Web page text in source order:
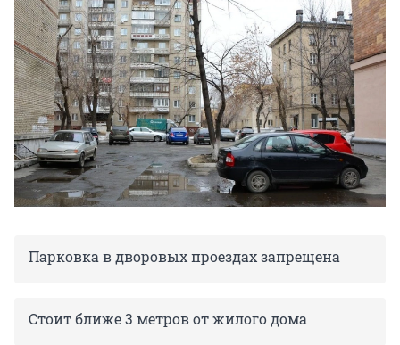
Парковка в дворовых проездах запрещена
Стоит ближе 3 метров от жилого дома